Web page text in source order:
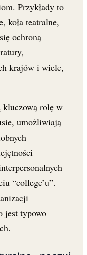
Przykłady to
koła teatralne,
ochroną
krajów i wiele,
kluczową rolę w
umożliwiają
“college’u”.
jest typowo